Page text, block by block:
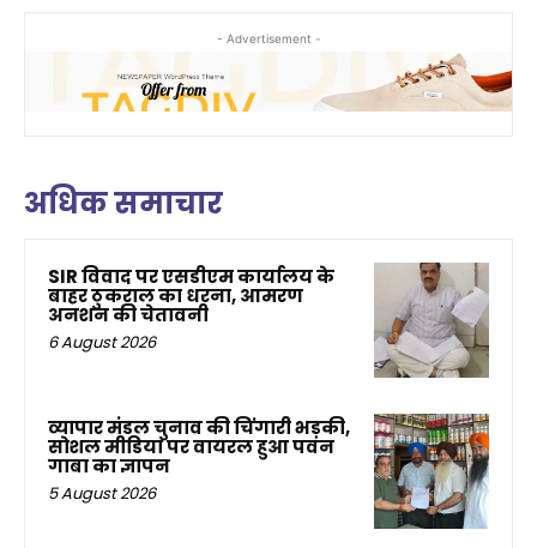
- Advertisement -
अधिक समाचार
SIR विवाद पर एसडीएम कार्यालय के
बाहर ठुकराल का धरना, आमरण
अनशन की चेतावनी
6 August 2026
व्यापार मंडल चुनाव की चिंगारी भड़की,
सोशल मीडिया पर वायरल हुआ पवन
गाबा का ज्ञापन
5 August 2026